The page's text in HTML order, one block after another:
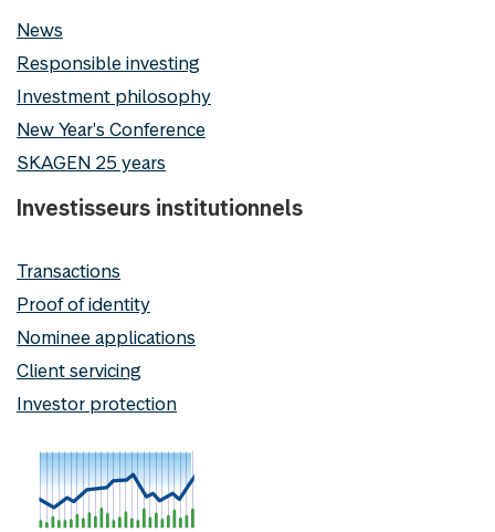
News
Responsible investing
Investment philosophy
New Year's Conference
SKAGEN 25 years
Investisseurs institutionnels
Transactions
Proof of identity
Nominee applications
Client servicing
Investor protection